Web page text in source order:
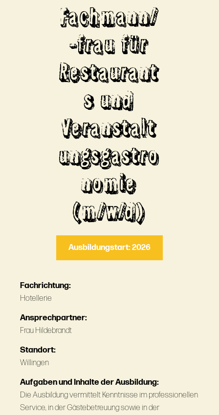
Fachmann/
-frau für
Restaurant
s und
Veranstalt
ungsgastro
nomie
(m/w/d)
Ausbildungstart: 2026
Fachrichtung:
Hotellerie
Ansprechpartner:
Frau Hildebrandt
Standort:
Willingen
Aufgaben und Inhalte der Ausbildung:
Die Ausbildung vermittelt Kenntnisse im professionellen
Service, in der Gästebetreuung sowie in der